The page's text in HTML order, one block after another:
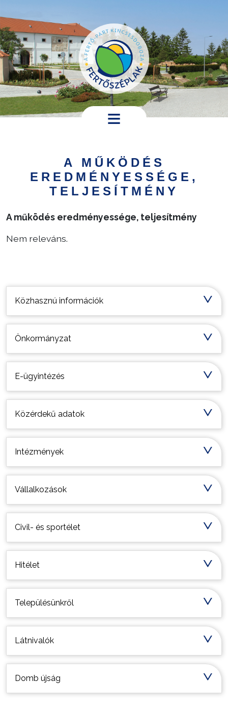
Települési
információk
Közhasznú információk
Önkormányzat
E-ügyintézés
Közérdekű adatok
Intézmények
Vállalkozások
Civil- és sportélet
Hitélet
Településünkről
Látnivalók
Domb újság
A MŰKÖDÉS
EREDMÉNYESSÉGE,
TELJESÍTMÉNY
A működés eredményessége, teljesítmény
Nem releváns.